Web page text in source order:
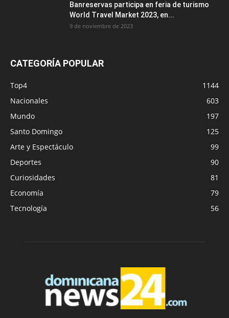
Banreservas participa en feria de turismo
World Travel Market 2023, en...
9 de noviembre de 2023
CATEGORÍA POPULAR
Top4
1144
Nacionales
603
Mundo
197
Santo Domingo
125
Arte y Espectáculo
99
Deportes
90
Curiosidades
81
Economía
79
Tecnología
56